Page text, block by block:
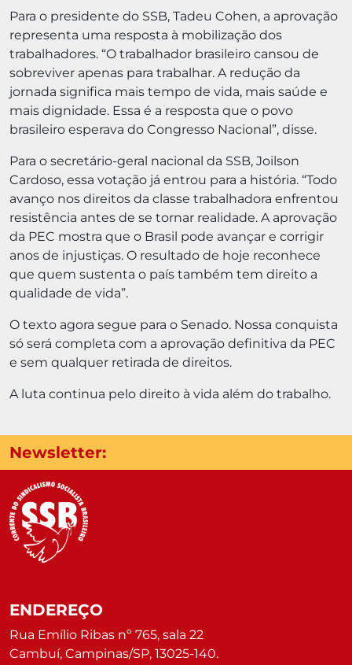
Para o presidente do SSB, Tadeu Cohen, a aprovação
representa uma resposta à mobilização dos
trabalhadores. “O trabalhador brasileiro cansou de
sobreviver apenas para trabalhar. A redução da
jornada significa mais tempo de vida, mais saúde e
mais dignidade. Essa é a resposta que o povo
brasileiro esperava do Congresso Nacional”, disse.
Para o secretário-geral nacional da SSB, Joilson
Cardoso, essa votação já entrou para a história. “Todo
avanço nos direitos da classe trabalhadora enfrentou
resistência antes de se tornar realidade. A aprovação
da PEC mostra que o Brasil pode avançar e corrigir
anos de injustiças. O resultado de hoje reconhece
que quem sustenta o país também tem direito a
qualidade de vida”.
O texto agora segue para o Senado. Nossa conquista
só será completa com a aprovação definitiva da PEC
e sem qualquer retirada de direitos.
A luta continua pelo direito à vida além do trabalho.
Newsletter:
ENDEREÇO
Rua Emílio Ribas nº 765, sala 22
Cambuí, Campinas/SP, 13025-140.